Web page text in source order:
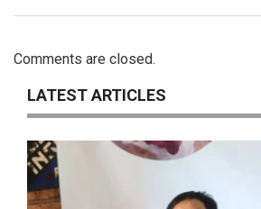
Comments are closed.
LATEST ARTICLES